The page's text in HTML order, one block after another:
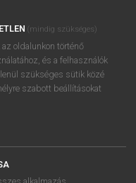
(mindig szükséges)
oldalunkon történő
és a felhasználók
szükséges sütik közé
szabott beállításokat